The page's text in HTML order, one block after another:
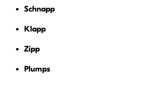
Schnapp
Klapp
Zipp
Plumps